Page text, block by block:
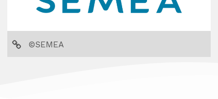
©SEMEA